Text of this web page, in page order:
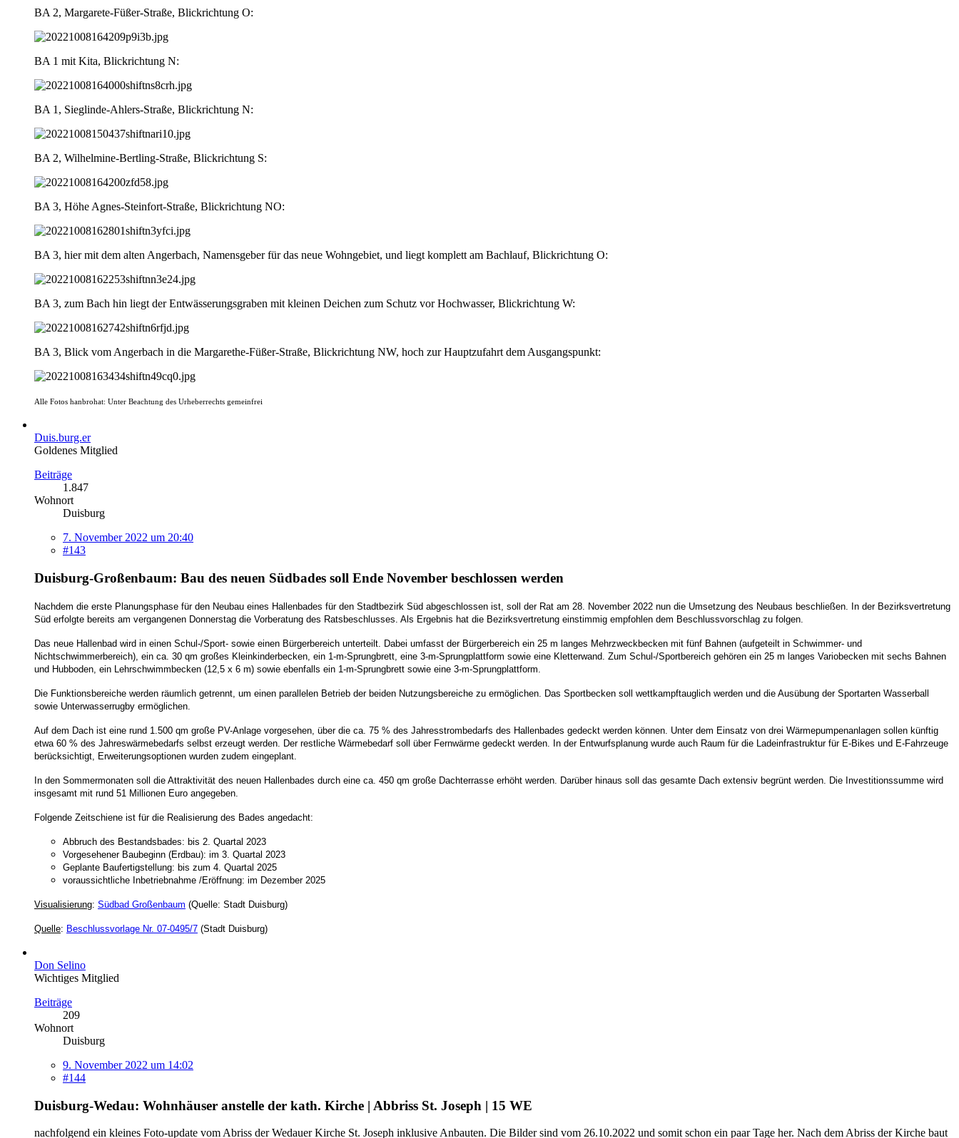
BA 2, Margarete-Füßer-Straße, Blickrichtung O:
BA 1 mit Kita, Blickrichtung N:
BA 1, Sieglinde-Ahlers-Straße, Blickrichtung N:
BA 2, Wilhelmine-Bertling-Straße, Blickrichtung S:
BA 3, Höhe Agnes-Steinfort-Straße, Blickrichtung NO:
BA 3, hier mit dem alten Angerbach, Namensgeber für das neue Wohngebiet, und liegt komplett am Bachlauf, Blickrichtung O:
BA 3, zum Bach hin liegt der Entwässerungsgraben mit kleinen Deichen zum Schutz vor Hochwasser, Blickrichtung W:
BA 3, Blick vom Angerbach in die Margarethe-Füßer-Straße, Blickrichtung NW, hoch zur Hauptzufahrt dem Ausgangspunkt:
Alle Fotos hanbrohat: Unter Beachtung des Urheberrechts gemeinfrei
Duis.burg.er
Goldenes Mitglied
Beiträge
1.847
Wohnort
Duisburg
7. November 2022 um 20:40
#143
Duisburg-Großenbaum: Bau des neuen Südbades soll Ende November beschlossen werden
Nachdem die erste Planungsphase für den Neubau eines Hallenbades für den Stadtbezirk Süd abgeschlossen ist, soll der Rat am 28. November 2022 nun die Umsetzung des Neubaus beschließen. In der Bezirksvertretung
Süd erfolgte bereits am vergangenen Donnerstag die Vorberatung des Ratsbeschlusses. Als Ergebnis hat die Bezirksvertretung einstimmig empfohlen dem Beschlussvorschlag zu folgen.
Das neue Hallenbad wird in einen Schul-/Sport- sowie einen Bürgerbereich unterteilt. Dabei umfasst der Bürgerbereich ein 25 m langes Mehrzweckbecken mit fünf Bahnen (aufgeteilt in Schwimmer- und
Nichtschwimmerbereich), ein ca. 30 qm großes Kleinkinderbecken, ein 1-m-Sprungbrett, eine 3-m-Sprungplattform sowie eine Kletterwand. Zum Schul-/Sportbereich gehören ein 25 m langes Variobecken mit sechs Bahnen
und Hubboden, ein Lehrschwimmbecken (12,5 x 6 m) sowie ebenfalls ein 1-m-Sprungbrett sowie eine 3-m-Sprungplattform.
Die Funktionsbereiche werden räumlich getrennt, um einen parallelen Betrieb der beiden Nutzungsbereiche zu ermöglichen. Das Sportbecken soll wettkampftauglich werden und die Ausübung der Sportarten Wasserball
sowie Unterwasserrugby ermöglichen.
Auf dem Dach ist eine rund 1.500 qm große PV-Anlage vorgesehen, über die ca. 75 % des Jahresstrombedarfs des Hallenbades gedeckt werden können. Unter dem Einsatz von drei Wärmepumpenanlagen sollen künftig
etwa 60 % des Jahreswärmebedarfs selbst erzeugt werden. Der restliche Wärmebedarf soll über Fernwärme gedeckt werden. In der Entwurfsplanung wurde auch Raum für die Ladeinfrastruktur für E-Bikes und E-Fahrzeuge
berücksichtigt, Erweiterungsoptionen wurden zudem eingeplant.
In den Sommermonaten soll die Attraktivität des neuen Hallenbades durch eine ca. 450 qm große Dachterrasse erhöht werden. Darüber hinaus soll das gesamte Dach extensiv begrünt werden. Die Investitionssumme wird
insgesamt mit rund 51 Millionen Euro angegeben.
Folgende Zeitschiene ist für die Realisierung des Bades angedacht:
Abbruch des Bestandsbades: bis 2. Quartal 2023
Vorgesehener Baubeginn (Erdbau): im 3. Quartal 2023
Geplante Baufertigstellung: bis zum 4. Quartal 2025
voraussichtliche Inbetriebnahme /Eröffnung: im Dezember 2025
Visualisierung: Südbad Großenbaum (Quelle: Stadt Duisburg)
Quelle: Beschlussvorlage Nr. 07-0495/7 (Stadt Duisburg)
Don Selino
Wichtiges Mitglied
Beiträge
209
Wohnort
Duisburg
9. November 2022 um 14:02
#144
Duisburg-Wedau: Wohnhäuser anstelle der kath. Kirche | Abbriss St. Joseph | 15 WE
nachfolgend ein kleines Foto-update vom Abriss der Wedauer Kirche St. Joseph inklusive Anbauten. Die Bilder sind vom 26.10.2022 und somit schon ein paar Tage her. Nach dem Abriss der Kirche baut